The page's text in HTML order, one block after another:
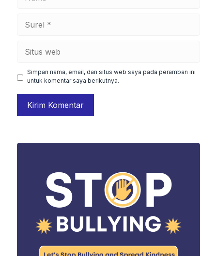
Simpan nama, email, dan situs web saya pada peramban ini
untuk komentar saya berikutnya.